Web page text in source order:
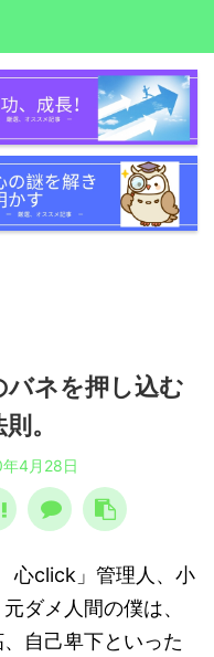
バネを押し込む
。
4月28日
心click」管理人、小
ダメ人間の僕は、
自己卑下といった